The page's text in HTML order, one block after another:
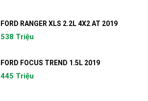
FORD RANGER XLS 2.2L 4X2 AT 2019
538 Triệu
FORD FOCUS TREND 1.5L 2019
445 Triệu